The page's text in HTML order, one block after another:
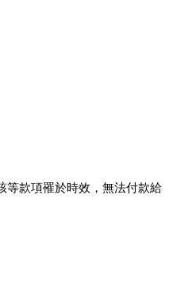
等款項罹於時效，無法付款給